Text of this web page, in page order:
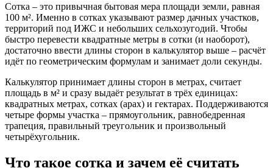
Сотка – это привычная бытовая мера площади земли, равная
100 м². Именно в сотках указывают размер дачных участков,
территорий под ИЖС и небольших сельхозугодий. Чтобы
быстро перевести квадратные метры в сотки (и наоборот),
достаточно ввести длины сторон в калькулятор выше – расчёт
идёт по геометрическим формулам и занимает доли секунды.
Калькулятор принимает длины сторон в метрах, считает
площадь в м² и сразу выдаёт результат в трёх единицах:
квадратных метрах, сотках (арах) и гектарах. Поддерживаются
четыре формы участка – прямоугольник, равнобедренная
трапеция, правильный треугольник и произвольный
четырёхугольник.
Что такое сотка и зачем её считать